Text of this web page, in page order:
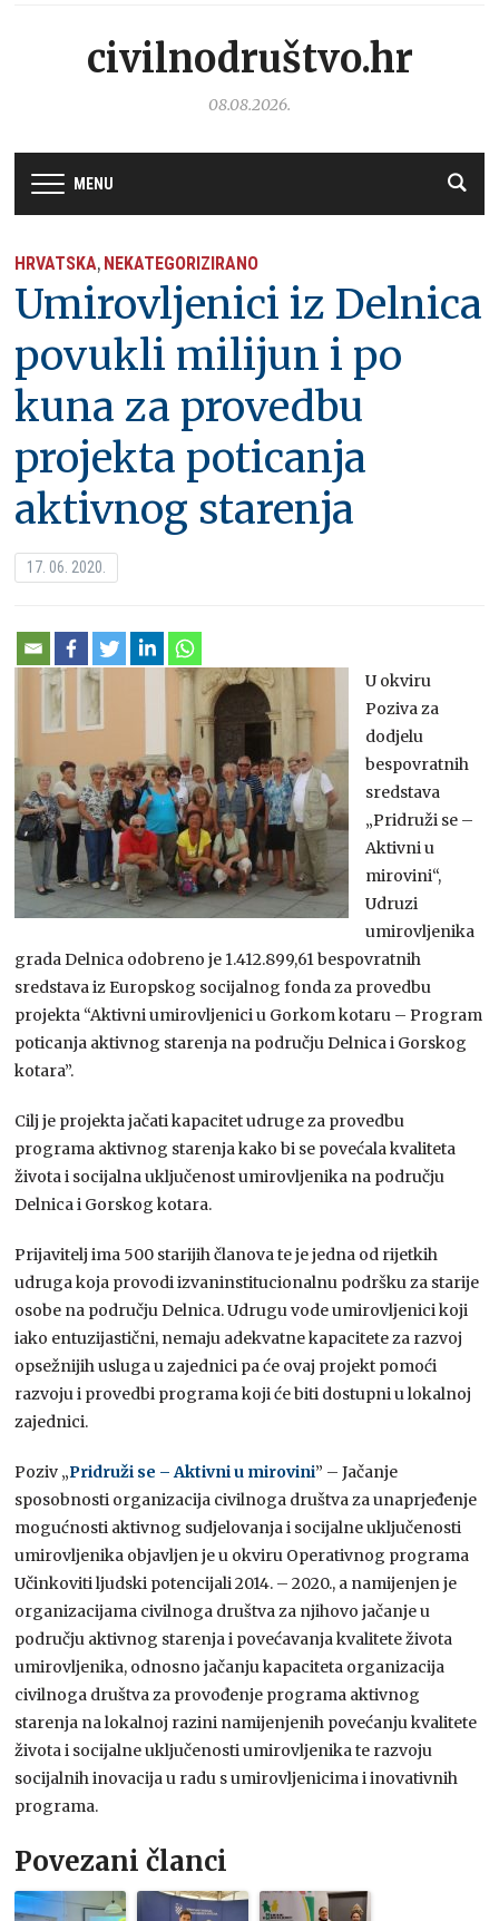
civilnodruštvo.hr
08.08.2026.
MENU
HRVATSKA, NEKATEGORIZIRANO
Umirovljenici iz Delnica
povukli milijun i po
kuna za provedbu
projekta poticanja
aktivnog starenja
17. 06. 2020.
U okviru
Poziva za
dodjelu
bespovratnih
sredstava
„Pridruži se –
Aktivni u
mirovini“,
Udruzi
umirovljenika
grada Delnica odobreno je 1.412.899,61 bespovratnih
sredstava iz Europskog socijalnog fonda za provedbu
projekta “Aktivni umirovljenici u Gorkom kotaru – Program
poticanja aktivnog starenja na području Delnica i Gorskog
kotara”.
Cilj je projekta jačati kapacitet udruge za provedbu
programa aktivnog starenja kako bi se povećala kvaliteta
života i socijalna uključenost umirovljenika na području
Delnica i Gorskog kotara.
Prijavitelj ima 500 starijih članova te je jedna od rijetkih
udruga koja provodi izvaninstitucionalnu podršku za starije
osobe na području Delnica. Udrugu vode umirovljenici koji
iako entuzijastični, nemaju adekvatne kapacitete za razvoj
opsežnijih usluga u zajednici pa će ovaj projekt pomoći
razvoju i provedbi programa koji će biti dostupni u lokalnoj
zajednici.
Poziv „Pridruži se – Aktivni u mirovini” – Jačanje
sposobnosti organizacija civilnoga društva za unaprjeđenje
mogućnosti aktivnog sudjelovanja i socijalne uključenosti
umirovljenika objavljen je u okviru Operativnog programa
Učinkoviti ljudski potencijali 2014. – 2020., a namijenjen je
organizacijama civilnoga društva za njihovo jačanje u
području aktivnog starenja i povećavanja kvalitete života
umirovljenika, odnosno jačanju kapaciteta organizacija
civilnoga društva za provođenje programa aktivnog
starenja na lokalnoj razini namijenjenih povećanju kvalitete
života i socijalne uključenosti umirovljenika te razvoju
socijalnih inovacija u radu s umirovljenicima i inovativnih
programa.
Povezani članci